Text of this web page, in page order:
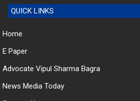
QUICK LINKS
Home
E Paper
Advocate Vipul Sharma Bagra
News Media Today